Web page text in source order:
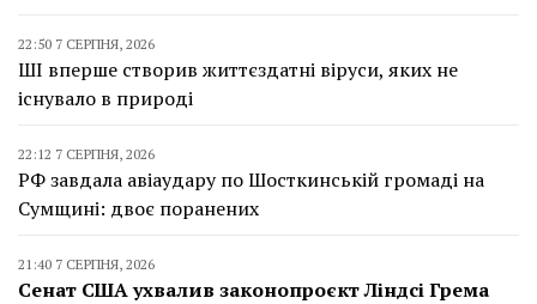
22:50 7 СЕРПНЯ, 2026
ШІ вперше створив життєздатні віруси, яких не
існувало в природі
22:12 7 СЕРПНЯ, 2026
РФ завдала авіаудару по Шосткинській громаді на
Сумщині: двоє поранених
21:40 7 СЕРПНЯ, 2026
Сенат США ухвалив законопроєкт Ліндсі Грема